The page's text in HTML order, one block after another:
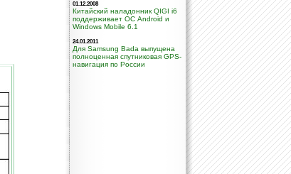
01.12.2008
Китайский наладонник QIGI i6
поддерживает ОС Android и
Windows Mobile 6.1
24.01.2011
Для Samsung Bada выпущена
полноценная спутниковая GPS-
навигация по России